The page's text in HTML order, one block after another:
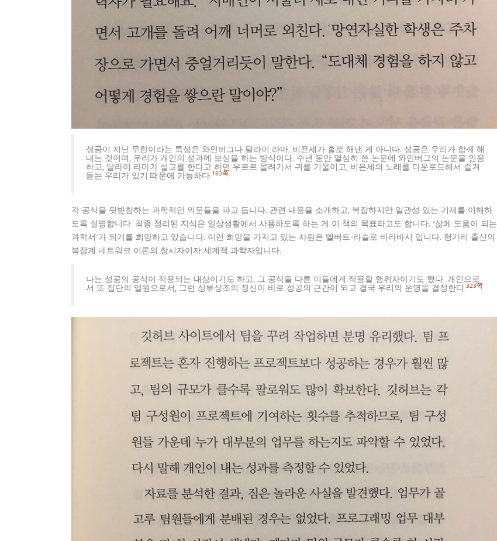
성공이 지닌 무한이라는 특성은 와인버그나 달라이 라마, 비욘세가 홀로 해낸 게 아니다. 성공은 우리가 함께 해
내는 것이며, 우리가 개인의 성과에 보상을 하는 방식이다. 수년 동안 열심히 쓴 논문에 와인버그의 논문을 인용
하고, 달라이 라마가 설교를 한다고 하면 우르르 몰려가서 귀를 기울이고, 비욘세의 노래를 다운로드해서 즐겨
듣는 우리가 있기 때문에 가능하다.150쪽
각 공식을 뒷받침하는 과학적인 의문들을 파고 듭니다. 관련 내용을 소개하고, 복잡하지만 일관성 있는 기제를 이해하
도록 설명합니다. 최종 정리된 지식은 일상생활에서 사용하도록 하는 게 이 책의 목표라고도 합니다. ‘삶에 도움이 되는
과학서’가 되기를 희망하고 있습니다. 이런 희망을 가지고 있는 사람은 앨버트-라슬로 바라바시 입니다. 헝가리 출신의
복잡계 네트워크 이론의 창시자이자 세계적 과학자입니다.
나는 성공의 공식이 적용되는 대상이기도 하고, 그 공식을 다른 이들에게 적용할 행위자이기도 했다. 개인으로
서 또 집단의 일원으로서, 그런 상부상조의 정신이 바로 성공의 근간이 되고 결국 우리의 운명을 결정한다.323쪽